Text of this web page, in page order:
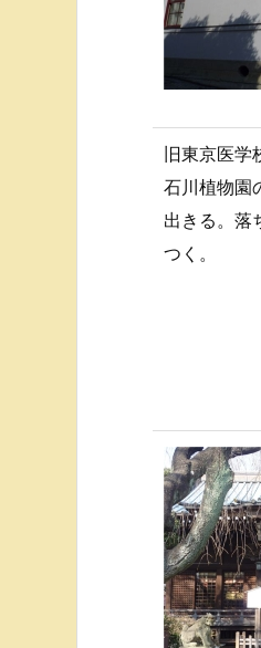
旧東京医
石川植物園
出きる。落
つく。